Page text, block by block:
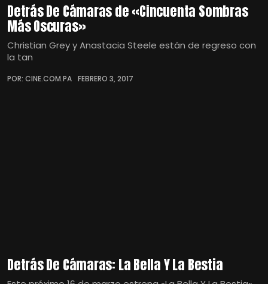
Detrás De Cámaras de «Cincuenta Sombras
Más Oscuras»
Christian Grey y Anastacia Steele están de regreso con
la tan
POR: CINE.COM.PA FEBRERO 3, 2017
Detrás De Cámaras: La Bella Y La Bestia